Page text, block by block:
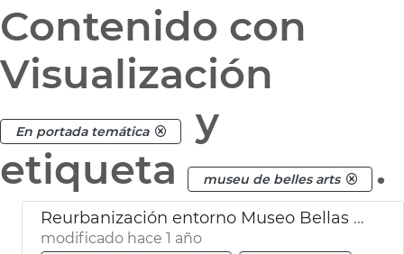
Contenido con
Visualización
En portada temática
y
etiqueta
museu de belles arts .
Reurbanización entorno Museo Bellas Artes València
modificado hace 1 año